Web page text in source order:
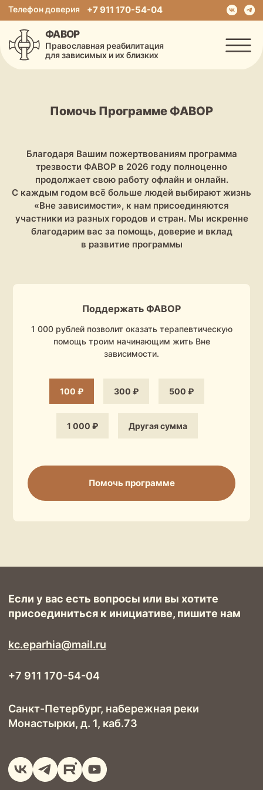
Телефон доверия +7 911 170-54-04
Православная реабилитация
для зависимых и их близких
Помочь Программе ФАВОР
Благодаря Вашим пожертвованиям программа
трезвости ФАВОР в 2026 году полноценно
продолжает свою работу офлайн и онлайн.
С каждым годом всё больше людей выбирают жизнь
«Вне зависимости», к нам присоединяются
участники из разных городов и стран. Мы искренне
благодарим вас за помощь, доверие и вклад
в развитие программы
Поддержать ФАВОР
1 000 рублей позволит оказать терапевтическую
помощь троим начинающим жить Вне
зависимости.
100 ₽ 300 ₽ 500 ₽
1 000 ₽ Другая сумма
Помочь программе
+7 911 170-54-04
Если у вас есть вопросы или вы хотите